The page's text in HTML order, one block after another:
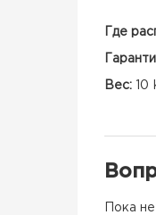
Где
Вес:
10
Пока